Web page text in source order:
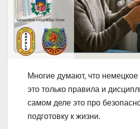
Многие думают, что
это только правила и
самом деле это про
подготовку к жизни.